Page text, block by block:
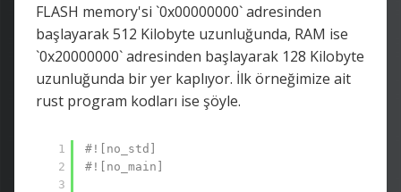
FLASH memory'si `0x00000000` adresinden
başlayarak 512 Kilobyte uzunluğunda, RAM ise
`0x20000000` adresinden başlayarak 128 Kilobyte
uzunluğunda bir yer kaplıyor. İlk örneğimize ait
rust program kodları ise şöyle.
1
2
3
#![no_std]
#![no_main]